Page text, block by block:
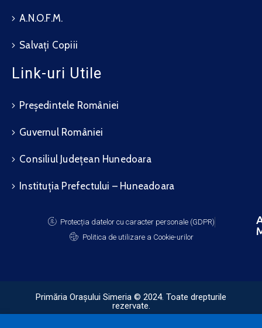
A.N.O.F.M.
Salvați Copiii
Link-uri Utile
Președintele României
Guvernul României
Consiliul Județean Hunedoara
Instituția Prefectului – Huneadoara
Protecția datelor cu caracter personale (GDPR)
Politica de utilizare a Cookie-urilor
Primăria Orașului Simeria © 2024. Toate drepturile
rezervate.